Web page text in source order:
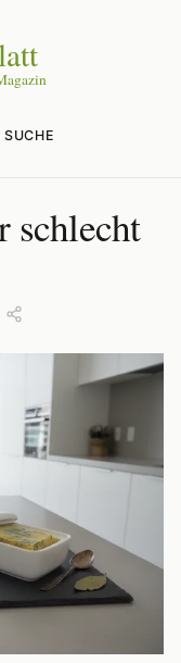
SUCHE
schlecht